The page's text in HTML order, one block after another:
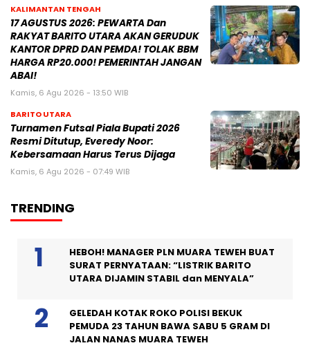
KALIMANTAN TENGAH
17 AGUSTUS 2026: PEWARTA Dan
RAKYAT BARITO UTARA AKAN GERUDUK
KANTOR DPRD DAN PEMDA! TOLAK BBM
HARGA RP20.000! PEMERINTAH JANGAN
ABAI!
Kamis, 6 Agu 2026 - 13:50 WIB
BARITO UTARA
Turnamen Futsal Piala Bupati 2026
Resmi Ditutup, Everedy Noor:
Kebersamaan Harus Terus Dijaga
Kamis, 6 Agu 2026 - 07:49 WIB
TRENDING
HEBOH! MANAGER PLN MUARA TEWEH BUAT
SURAT PERNYATAAN: “LISTRIK BARITO
UTARA DIJAMIN STABIL dan MENYALA”
GELEDAH KOTAK ROKO POLISI BEKUK
PEMUDA 23 TAHUN BAWA SABU 5 GRAM DI
JALAN NANAS MUARA TEWEH